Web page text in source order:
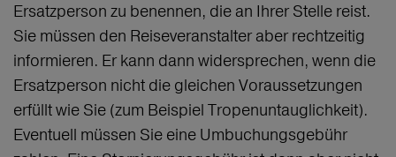
Ersatzperson zu benennen, die an Ihrer Stelle reist.
Sie müssen den Reiseveranstalter aber rechtzeitig
informieren. Er kann dann widersprechen, wenn die
Ersatzperson nicht die gleichen Voraussetzungen
erfüllt wie Sie (zum Beispiel Tropenuntauglichkeit).
Eventuell müssen Sie eine Umbuchungsgebühr